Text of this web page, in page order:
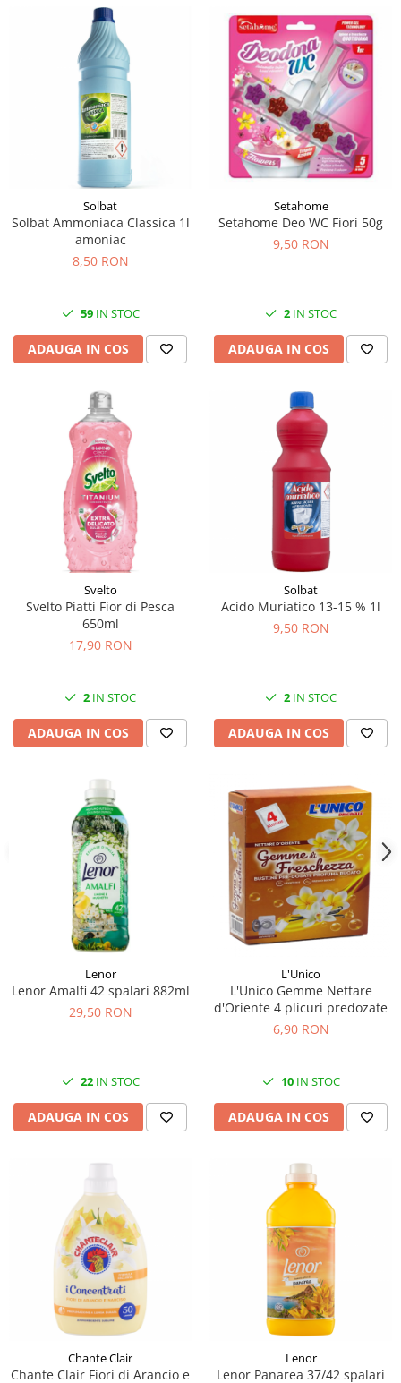
Solbat
Solbat Ammoniaca Classica 1l
amoniac
8,50 RON
59IN STOC
ADAUGA IN COS
Setahome
Setahome Deo WC Fiori 50g
9,50 RON
2 IN STOC
ADAUGA IN COS
Svelto
Svelto Piatti Fior di Pesca
650ml
17,90 RON
2 IN STOC
ADAUGA IN COS
Solbat
Acido Muriatico 13-15 % 1l
9,50 RON
2 IN STOC
ADAUGA IN COS
Lenor
Lenor Amalfi 42 spalari 882ml
29,50 RON
22IN STOC
ADAUGA IN COS
L'Unico
L'Unico Gemme Nettare
d'Oriente 4 plicuri predozate
6,90 RON
10IN STOC
ADAUGA IN COS
Chante Clair
Chante Clair Fiori di Arancio e
Lenor
Lenor Panarea 37/42 spalari